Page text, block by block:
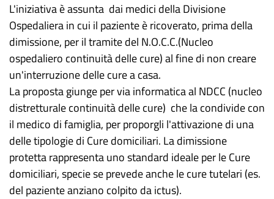
L'iniziativa è assunta dai medici della Divisione
Ospedaliera in cui il paziente è ricoverato, prima della
dimissione, per il tramite del N.O.C.C.(Nucleo
ospedaliero continuità delle cure) al fine di non creare
un'interruzione delle cure a casa.
La proposta giunge per via informatica al NDCC (nucleo
distretturale continuità delle cure) che la condivide con
il medico di famiglia, per proporgli l'attivazione di una
delle tipologie di Cure domiciliari. La dimissione
protetta rappresenta uno standard ideale per le Cure
domiciliari, specie se prevede anche le cure tutelari (es.
del paziente anziano colpito da ictus).